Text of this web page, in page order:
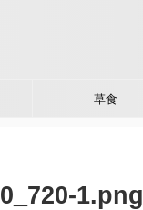
草食
1.png